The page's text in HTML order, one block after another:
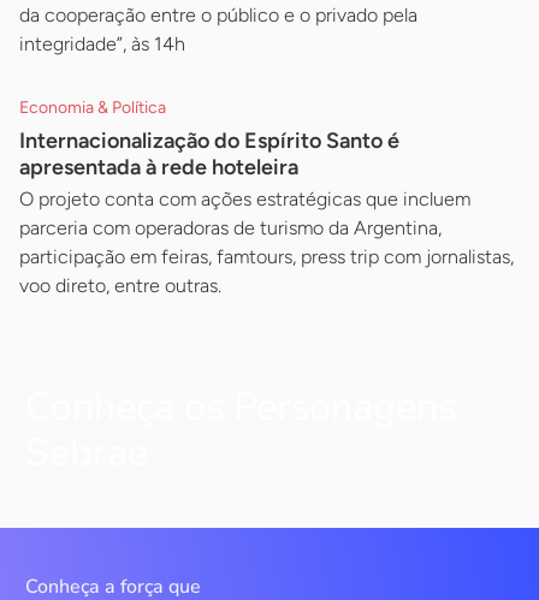
da cooperação entre o público e o privado pela
integridade”, às 14h
Economia & Política
Internacionalização do Espírito Santo é
apresentada à rede hoteleira
O projeto conta com ações estratégicas que incluem
parceria com operadoras de turismo da Argentina,
participação em feiras, famtours, press trip com jornalistas,
voo direto, entre outras.
Conheça a força que